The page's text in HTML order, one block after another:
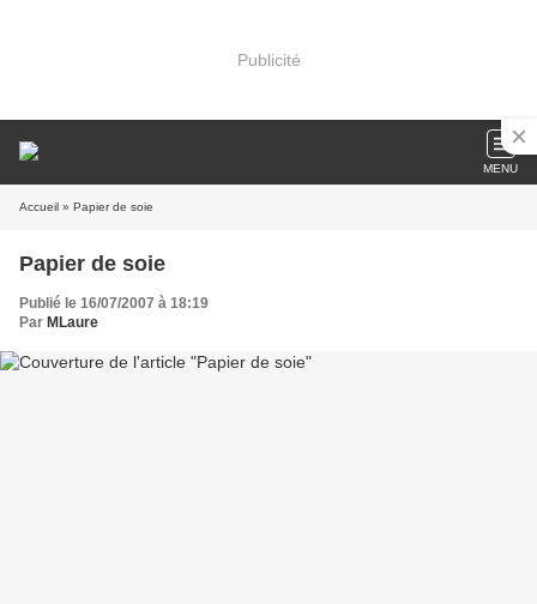
Publicité
MENU
Accueil » Papier de soie
Papier de soie
Publié le 16/07/2007 à 18:19
Par MLaure